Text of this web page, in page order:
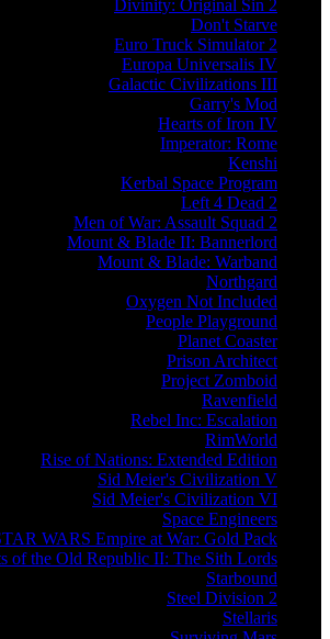
Divinity: Original Sin 2
Don't Starve
Euro Truck Simulator 2
Europa Universalis IV
Galactic Civilizations III
Garry's Mod
Hearts of Iron IV
Imperator: Rome
Kenshi
Kerbal Space Program
Left 4 Dead 2
Men of War: Assault Squad 2
Mount & Blade II: Bannerlord
Mount & Blade: Warband
Northgard
Oxygen Not Included
People Playground
Planet Coaster
Prison Architect
Project Zomboid
Ravenfield
Rebel Inc: Escalation
RimWorld
Rise of Nations: Extended Edition
Sid Meier's Civilization V
Sid Meier's Civilization VI
Space Engineers
WARS Empire at War: Gold Pack
of the Old Republic II: The Sith Lords
Starbound
Steel Division 2
Stellaris